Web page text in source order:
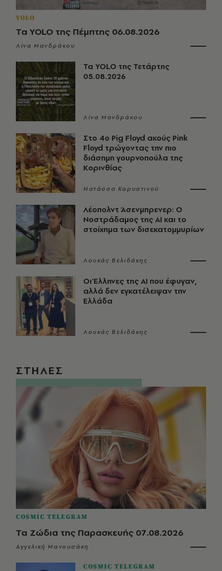
YOLO
Τα YOLO της Πέμπτης 06.08.2026
Λίνα Μανδράκου
Τα YOLO της Τετάρτης
05.08.2026
Λίνα Μανδράκου
Στο 4ο Pig Floyd ακούς Pink
Floyd τρώγοντας την πιο
διάσημη γουρνοπούλα της
Κορινθίας
Νατάσσα Καρυστινού
Λέοπολντ Άσενμπρενερ: Ο
Νοστράδαμος της AI και το
στοίχημα των δισεκατομμυρίων
Λουκάς Βελιδάκης
Οι Έλληνες της ΑΙ που έφυγαν,
αλλά δεν εγκατέλειψαν την
Ελλάδα
Λουκάς Βελιδάκης
ΣΤΗΛΕΣ
COSMIC TELEGRAM
Τα Ζώδια της Παρασκευής 07.08.2026
Αγγελική Μανουσάκη
COSMIC TELEGRAM